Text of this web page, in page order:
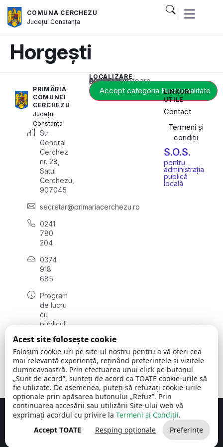
COMUNA CERCHEZU
JudețulConstanța
Horgești
PRIMĂRIA
COMUNEI
CERCHEZU
Județul
Constanța
Str.
General
Cerchez
nr. 28,
Satul
Cerchezu,
907045
secretar@primariacerchezu.ro
0241
780
204
0374
918
685
Program
de lucru
cu
publicul:
08:00 -
16:30
, vineri:
08:00 -
14:00
LOCALIZARE
Acest conținut este blocat până când acceptați categoria corespunzătoare de cookie-uri.
Accept categoria Funcționalitate
LINKURI
UTILE
Contact
Termeni și
condiții
S.O.S.
pentru
administrația
publică
locală
Comuna Cerchezu © 2026Toate drepturile rezervate
Concept realizat de Big Media Relații Publice SRL
Acest site folosește cookie
Folosim cookie-uri pe site-ul nostru pentru a vă oferi cea
mai relevantă experiență, reținând preferințele și vizitele
dumneavoastră. Prin efectuarea unui click pe butonul
„Sunt de acord”, sunteți de acord ca TOATE cookie-urile să
fie utilizate. De asemenea, puteți să refuzați cookie-urile
opționale prin apăsarea butonului „Refuz”. Prin
continuarea accesării sau utilizării Site-ului web vă
exprimați acordul cu privire la Termeni și Condiții.
Accept TOATE
Resping opționale Preferințe